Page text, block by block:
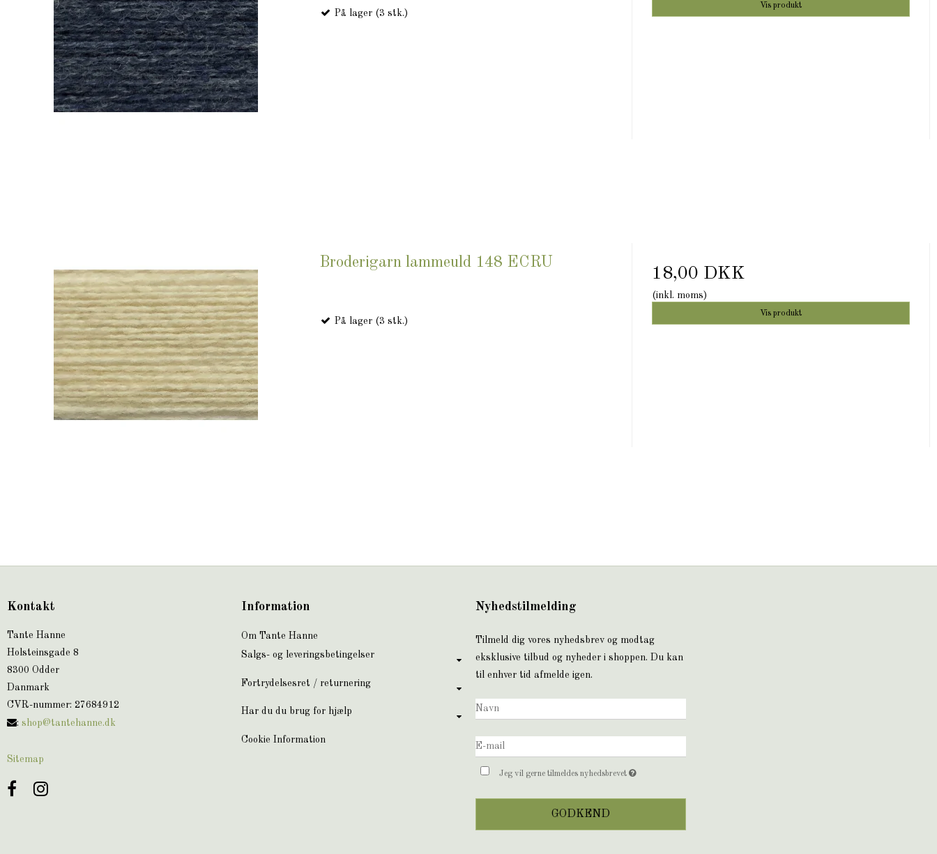
På lager (3 stk.)
Vis produkt
Broderigarn lammeuld 148 ECRU
På lager (3 stk.)
18,00 DKK
(inkl. moms)
Vis produkt
Kontakt
Tante Hanne
Holsteinsgade 8
8300 Odder
Danmark
CVR-nummer: 27684912
: shop@tantehanne.dk
Sitemap
Information
Om Tante Hanne
Salgs- og leveringsbetingelser
Fortrydelsesret / returnering
Har du du brug for hjælp
Cookie Information
Nyhedstilmelding
Tilmeld dig vores nyhedsbrev og modtag
eksklusive tilbud og nyheder i shoppen. Du kan
til enhver tid afmelde igen.
Jeg vil gerne tilmeldes nyhedsbrevet
GODKEND